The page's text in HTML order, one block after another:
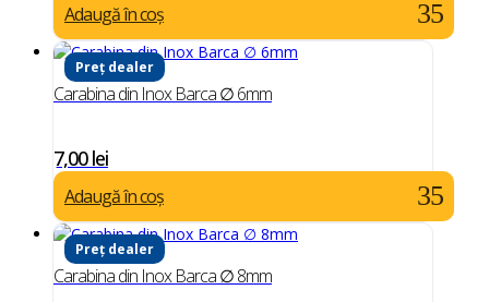
Adaugă în coș
Preț dealer
Carabina din Inox Barca ∅ 6mm
7,00lei
Adaugă în coș
Preț dealer
Carabina din Inox Barca ∅ 8mm